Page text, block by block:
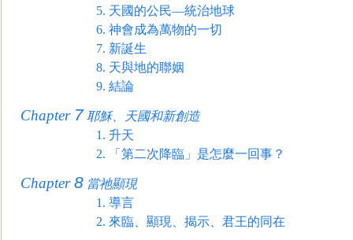
5. 天國的公民—統治地球
6. 神會成為萬物的一切
7. 新誕生
8. 天與地的聯姻
9. 結論
Chapter 7 耶穌、天國和新創造
1. 升天
2.
「第二次降臨」是怎麼一回事？
Chapter 8 當祂顯現
1. 導言
2. 來臨、顯現、揭示、君王的同在